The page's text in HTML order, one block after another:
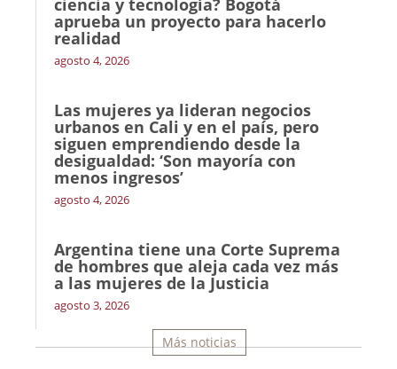
ciencia y tecnología? Bogotá
aprueba un proyecto para hacerlo
realidad
agosto 4, 2026
Las mujeres ya lideran negocios
urbanos en Cali y en el país, pero
siguen emprendiendo desde la
desigualdad: ‘Son mayoría con
menos ingresos’
agosto 4, 2026
Argentina tiene una Corte Suprema
de hombres que aleja cada vez más
a las mujeres de la Justicia
agosto 3, 2026
Más noticias